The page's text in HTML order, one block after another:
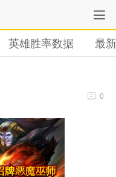
英雄胜率数据 最
0